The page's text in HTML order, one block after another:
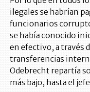
ilegales se habrían
funcionarios
se había conocido
en efectivo, a través
transferencias
Odebrecht repartía
más bajo, hasta el